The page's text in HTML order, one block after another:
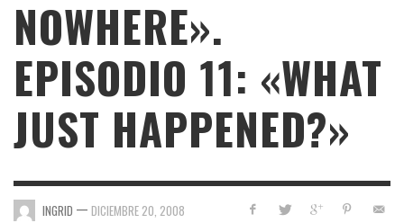
NOWHERE».
EPISODIO 11: «WHAT
JUST HAPPENED?»
INGRID — DICIEMBRE 20, 2008